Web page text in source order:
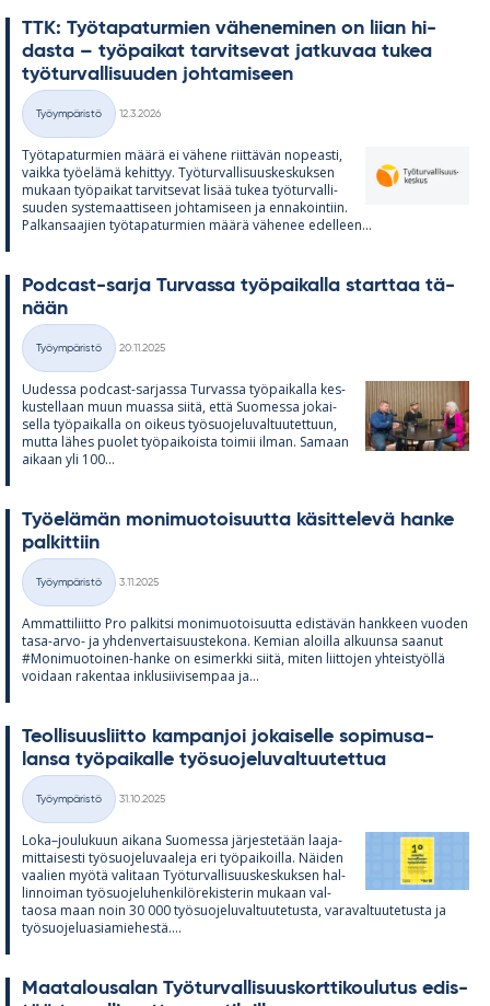
TTK: Työ­ta­pa­tur­mien vä­he­ne­mi­nen on lii­an hi­
dasta – työ­pai­kat tar­vit­se­vat jat­ku­vaa tu­kea
työ­tur­val­li­suu­den joh­ta­mi­seen
Kategoriat
Työympäristö
12.3.2026
Työ­ta­pa­tur­mien määrä ei vä­hene riit­tä­vän no­peasti,
vaikka työ­elämä ke­hit­tyy. Työ­tur­val­li­suus­kes­kuk­sen
mu­kaan työ­pai­kat tar­vit­se­vat li­sää tu­kea työ­tur­val­li­
suu­den sys­te­maat­ti­seen joh­ta­mi­seen ja en­na­koin­tiin.
Pal­kan­saa­jien työ­ta­pa­tur­mien määrä vä­he­nee edel­leen...
Podcast-sarja Tur­vassa työ­pai­kalla start­taa tä­
nään
Kategoriat
Työympäristö
20.11.2025
Uu­dessa podcast-sar­jassa Tur­vassa työ­pai­kalla kes­
kus­tel­laan muun muassa siitä, että Suo­messa jo­kai­
sella työ­pai­kalla on oi­keus työ­suo­je­lu­val­tuu­tet­tuun,
mutta lä­hes puo­let työ­pai­koista toi­mii il­man. Sa­maan
ai­kaan yli 100...
Työ­elä­män mo­ni­muo­toi­suutta kä­sit­te­levä hanke
pal­kit­tiin
Kategoriat
Työympäristö
3.11.2025
Am­mat­ti­liitto Pro pal­kitsi mo­ni­muo­toi­suutta edis­tä­vän hank­keen vuo­den
tasa-arvo- ja yh­den­ver­tai­suus­te­kona. Ke­mian aloilla al­kuunsa saa­nut
#Mo­ni­muo­toi­nen-hanke on esi­merkki siitä, mi­ten liit­to­jen yh­teis­työllä
voi­daan ra­ken­taa inklusii­vi­sem­paa ja...
Teol­li­suus­liitto kam­pan­joi jo­kai­selle so­pi­musa­
lansa työ­pai­kalle työ­suo­je­lu­val­tuu­tet­tua
Kategoriat
Työympäristö
31.10.2025
Loka–jou­lu­kuun ai­kana Suo­messa jär­jes­te­tään laa­ja­
mit­tai­sesti työ­suo­je­lu­vaa­leja eri työ­pai­koilla. Näi­den
vaa­lien myötä va­li­taan Työ­tur­val­li­suus­kes­kuk­sen hal­
lin­noi­man työ­suo­je­lu­hen­ki­lö­re­kis­te­rin mu­kaan val­
taosa maan noin 30 000 työ­suo­je­lu­val­tuu­te­tusta, va­ra­val­tuu­te­tusta ja
työ­suo­je­lua­sia­mie­hestä....
Maa­ta­lous­a­lan Työ­tur­val­li­suus­kort­ti­kou­lu­tus edis­